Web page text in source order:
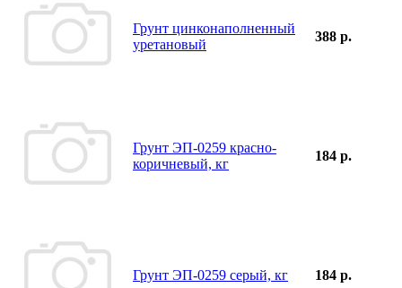
Грунт цинконаполненный
уретановый
388 р.
Грунт ЭП-0259 красно-
коричневый, кг
184 р.
Грунт ЭП-0259 серый, кг 184 р.